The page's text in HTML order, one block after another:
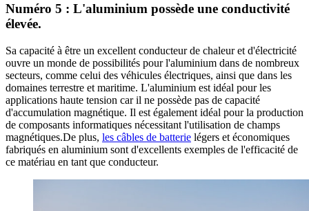
Numéro 5 : L'aluminium possède une conductivité
élevée.
Sa capacité à être un excellent conducteur de chaleur et d'électricité
ouvre un monde de possibilités pour l'aluminium dans de nombreux
secteurs, comme celui des véhicules électriques, ainsi que dans les
domaines terrestre et maritime. L'aluminium est idéal pour les
applications haute tension car il ne possède pas de capacité
d'accumulation magnétique. Il est également idéal pour la production
de composants informatiques nécessitant l'utilisation de champs
magnétiques.De plus, les câbles de batterie légers et économiques
fabriqués en aluminium sont d'excellents exemples de l'efficacité de
ce matériau en tant que conducteur.